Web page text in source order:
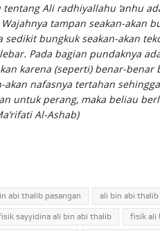
Ali radhiyallahu ‘anhu
tampan seakan-akan
sedikit bungkuk seakan-akan
Pada bagian pundaknya
karena (seperti) benar-
akan nafasnya tertahan
untuk perang, maka beliau
Al-Ashab)
abi thalib pasangan ali bin abi
sayyidina ali bin abi thalib fisik ali